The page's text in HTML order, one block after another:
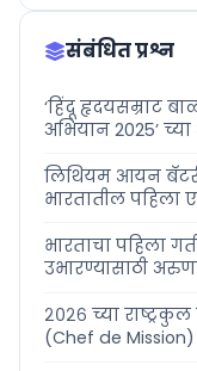
संबंधित प्रश्न
‘हिंदू हृदयसम्राट
अभियान 2025’ च्या
लिथियम आयन
भारतातील पहिला
भारताचा पहिला
उभारण्यासाठी
२०२६ च्या राष्ट्रकुल
(Chef de Mission)